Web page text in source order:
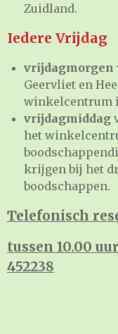
Zuidland.
Iedere Vrijdag
vrijdagmorgen
Geervliet en
winkelcentrum
vrijdagmiddag
het
krijgen bij het
boodschappen.
Telefonisch
tussen 10.00
452238